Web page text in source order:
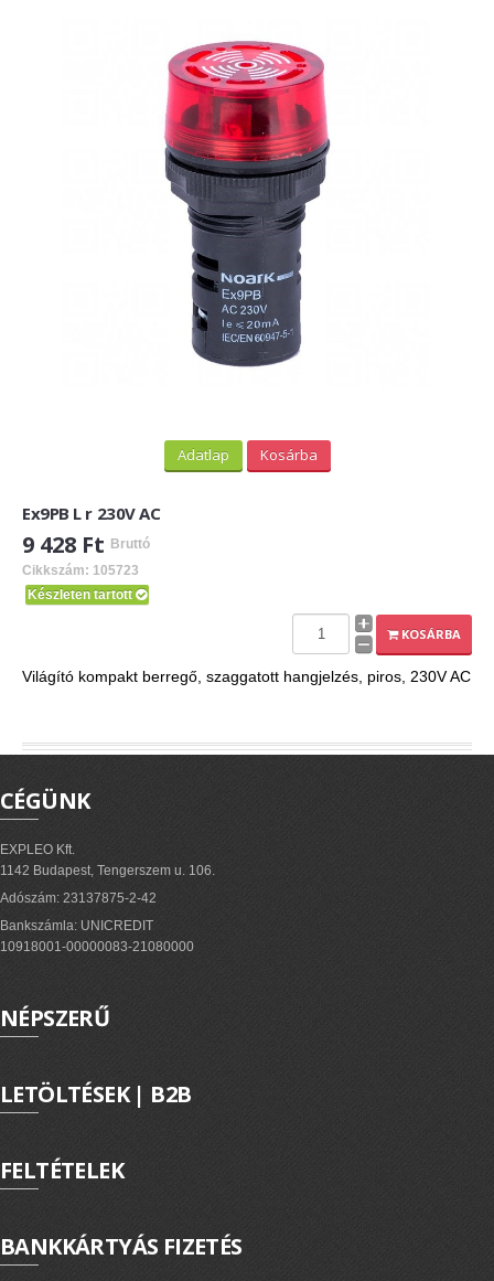
Adatlap Kosárba
Ex9PB L r 230V AC
9 428 Ft Bruttó
Cikkszám: 105723
Készleten tartott
KOSÁRBA
Világító kompakt berregő, szaggatott hangjelzés, piros, 230V AC
CÉGÜNK
EXPLEO Kft.
1142 Budapest, Tengerszem u. 106.
Adószám: 23137875-2-42
Bankszámla: UNICREDIT
10918001-00000083-21080000
NÉPSZERŰ
LETÖLTÉSEK | B2B
FELTÉTELEK
BANKKÁRTYÁS FIZETÉS